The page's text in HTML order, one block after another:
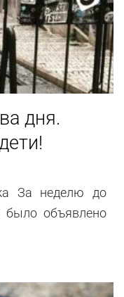
дня.
За неделю до
было объявлено